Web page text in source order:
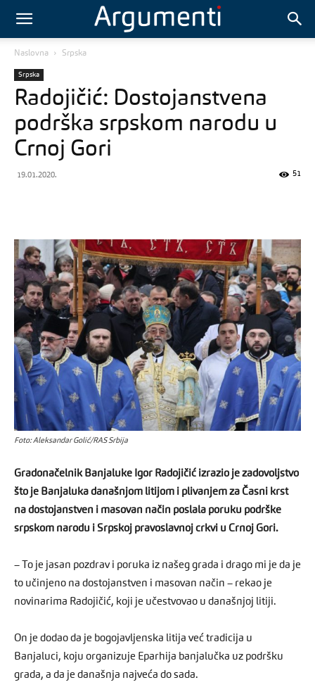
Naslovna Srpska
Srpska
Radojičić: Dostojanstvena
podrška srpskom narodu u
Crnoj Gori
19.01.2020. 51
Foto: Aleksandar Golić/RAS Srbija
Gradonačelnik Banjaluke Igor Radojičić izrazio je zadovoljstvo
što je Banjaluka današnjom litijom i plivanjem za Časni krst
na dostojanstven i masovan način poslala poruku podrške
srpskom narodu i Srpskoj pravoslavnoj crkvi u Crnoj Gori.
– To je jasan pozdrav i poruka iz našeg grada i drago mi je da je
to učinjeno na dostojanstven i masovan način – rekao je
novinarima Radojičić, koji je učestvovao u današnjoj litiji.
On je dodao da je bogojavljenska litija već tradicija u
Banjaluci, koju organizuje Eparhija banjalučka uz podršku
grada, a da je današnja najveća do sada.